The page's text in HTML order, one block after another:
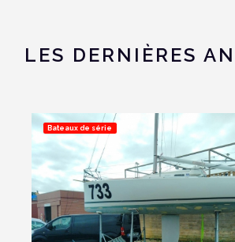
LES DERNIÈRES
Bateaux de série